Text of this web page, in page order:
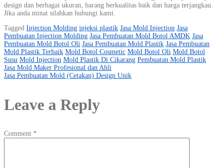
design dan berbagai ukuran, barang berkualitas baik dan harga terjangkau.
Jika anda minat silahkan hubungi kami.
Tagged Injection Molding injeksi plastik Jasa Mold Injection Jasa
Pembuatan Injection Molding Jasa Pembuatan Mold Botol AMDK Jasa
Pembuatan Mold Botol Oli Jasa Pembuatan Mold Plastik Jasa Pembuatan
Mold Plastik Terbaik Mold Botol Cosmetic Mold Botol Oli Mold Botol
Susu Mold Injection Mold Plastik Di Cikarang Pembuatan Mold Plastik
Post
navigation
Jasa Mold Maker Profesional dan Ahli
Jasa Pembuatan Mold (Cetakan) Design Unik
Leave a Reply
Comment *